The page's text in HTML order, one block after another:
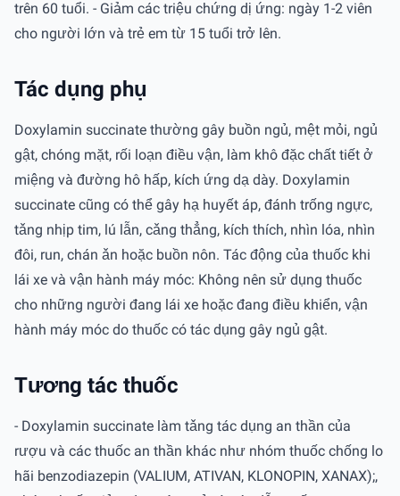
trên 60 tuổi. - Giảm các triệu chứng dị ứng: ngày 1-2 viên
cho người lớn và trẻ em từ 15 tuổi trở lên.
Tác dụng phụ
Doxylamin succinate thường gây buồn ngủ, mệt mỏi, ngủ
gật, chóng mặt, rối loạn điều vận, làm khô đặc chất tiết ở
miệng và đường hô hấp, kích ứng dạ dày. Doxylamin
succinate cũng có thể gây hạ huyết áp, đánh trống ngực,
tǎng nhịp tim, lú lẫn, cǎng thẳng, kích thích, nhìn lóa, nhìn
đôi, run, chán ǎn hoặc buồn nôn. Tác động của thuốc khi
lái xe và vận hành máy móc: Không nên sử dụng thuốc
cho những người đang lái xe hoặc đang điều khiển, vận
hành máy móc do thuốc có tác dụng gây ngủ gật.
Tương tác thuốc
- Doxylamin succinate làm tǎng tác dụng an thần của
rượu và các thuốc an thần khác như nhóm thuốc chống lo
hãi benzodiazepin (VALIUM, ATIVAN, KLONOPIN, XANAX);,